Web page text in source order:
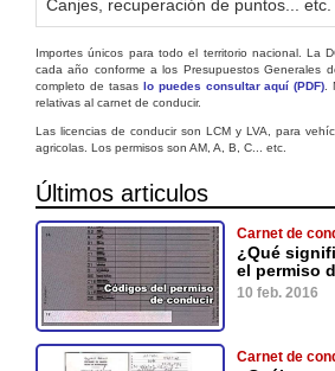
Canjes, recuperación de puntos... etc.
Importes únicos para todo el territorio nacional. La
cada año conforme a los Presupuestos Generales
completo de tasas lo puedes consultar aquí (PDF)
relativas al carnet de conducir.
Las licencias de conducir son LCM y LVA, para
agricolas. Los permisos son AM, A, B, C... etc.
Últimos articulos
Carnet de
¿Qué
el permiso
10 feb. 2016
Carnet de